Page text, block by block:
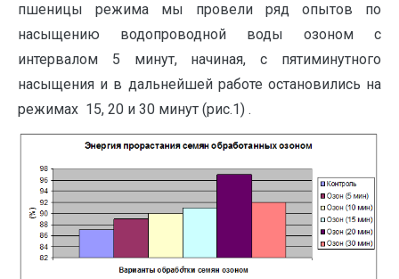
пшеницы режима мы провели ряд опытов по
насыщению водопроводной воды озоном с
интервалом 5 минут, начиная, с пятиминутного
насыщения и в дальнейшей работе остановились на
режимах 15, 20 и 30 минут (рис.1) .